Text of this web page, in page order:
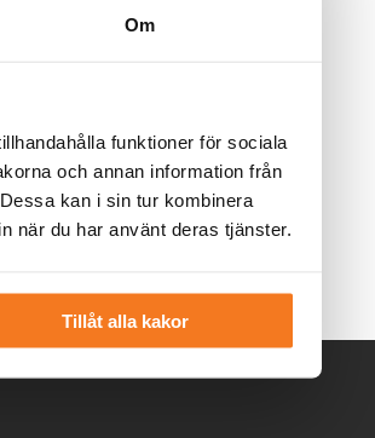
Om
funktioner för sociala
och annan information från
kan i sin tur kombinera
när du har använt deras tjänster.
Tillåt alla kakor
att fortsätta